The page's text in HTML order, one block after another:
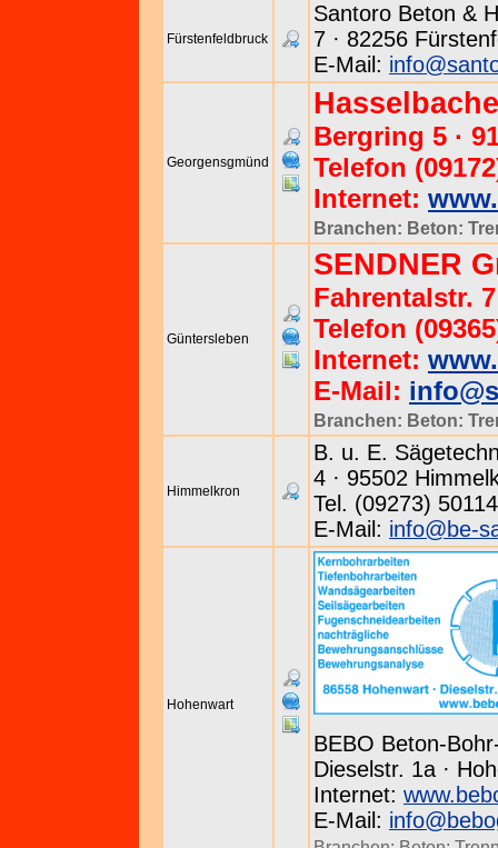
Fürstenfeldbruck
Santoro Beton &
7 · 82256
E-Mail:
Georgensgmünd
Bergring 5 ·
Telefon
Internet:
Branchen: Beton:
Güntersleben
SENDNER
Fahrentalstr.
Telefon
Internet:
E-Mail:
Branchen: Beton:
Himmelkron
B. u. E.
4 · 95502
Tel. (09273)
E-Mail: info@be-
Hohenwart
BEBO Beton-
Dieselstr. 1a ·
Internet:
E-Mail: